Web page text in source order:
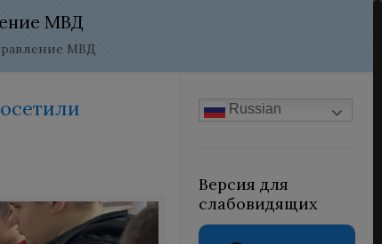
МВД
МВД
Russian
Версия для
слабовидящих